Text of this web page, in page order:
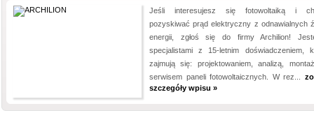
Jeśli interesujesz się fotowoltaiką i
pozyskiwać prąd elektryczny z odnawialnych
energii, zgłoś się do firmy Archilion!
specjalistami z 15-letnim doświadczeniem,
zajmują się: projektowaniem, analizą,
serwisem paneli fotowoltaicznych. W rez...
szczegóły wpisu »